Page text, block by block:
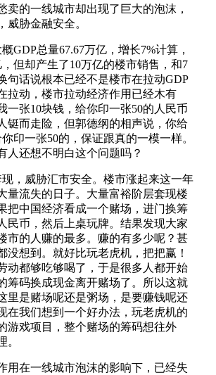
卖的一线城市却出现了巨大的泡沫，
威胁金融安全。
总量67.67万亿，增长7%计算，
但却产生了10万亿的楼市销售，和7
句话说根本已经不是楼市在拉动GDP
拉动，楼市拉动经济作用已经木有
一张10块钱，给你印一张50的人民币
铤而走险，但郭德纲的相声说，你给
印一张50的，保证跟真的一模一样。
人还想不明白这个问题吗？
威胁汇市安全。楼市涨起来这一年
量流失的日子。大量富裕阶层套现楼
把中国经济看成一个赌场，进门换筹
民币，然后上桌玩牌。结果发现大家
市的人赚的最多。赚的有多少呢？甚
没想到。就好比玩老虎机，把把赢！
动都够吃够喝了，于是很多人都开始
筹码换成现金离开赌场了。所以这就
里是赌场呢还是粥场，是要赚钱呢还
在我们想到一个好办法，玩老虎机的
游戏项目，整个赌场的筹码想往外
。
在一线城市泡沫的影响下，已经失